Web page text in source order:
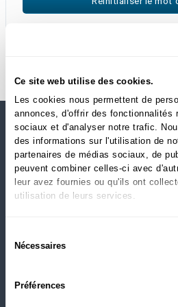
Ce site web utilise des cookies.
Les cookies nous permettent de
annonces, d'offrir des fonctionnalités
sociaux et d'analyser notre trafic.
des informations sur l'utilisation de
partenaires de médias sociaux, de
peuvent combiner celles-ci avec
leur avez fournies ou qu'ils ont
utilisation de leurs services.
duNécessaires
Préférences
MAGASINEZ PAR CATÉGORIES
Chiens
Nourriture sèche
Puces, tiques et ver du coeur
Nourriture sèche